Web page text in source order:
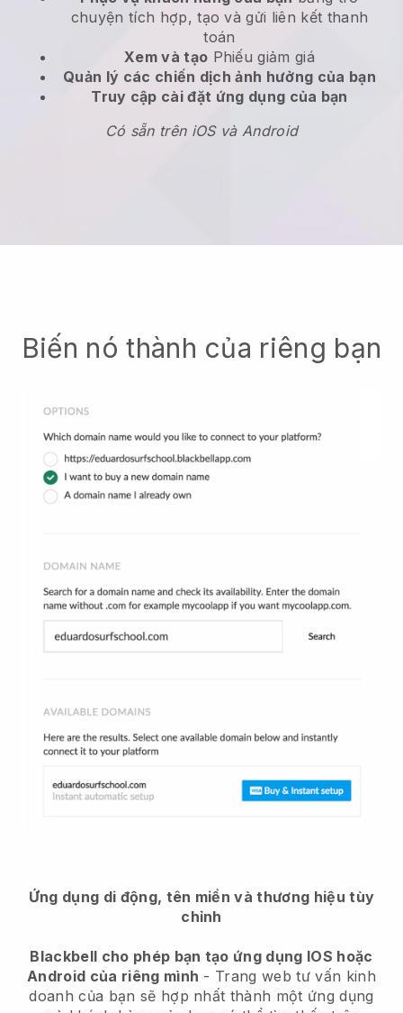
chuyện tích hợp, tạo và gửi liên kết thanh
toán
Xem và tạo Phiếu giảm giá
Quản lý các chiến dịch ảnh hưởng của bạn
Truy cập cài đặt ứng dụng của bạn
Có sẵn trên iOS và Android
Biến nó thành của riêng bạn
Ứng dụng di động, tên miền và thương hiệu tùy
chỉnh
Blackbell cho phép bạn tạo ứng dụng IOS hoặc
Android của riêng mình - Trang web tư vấn kinh
doanh của bạn sẽ hợp nhất thành một ứng dụng